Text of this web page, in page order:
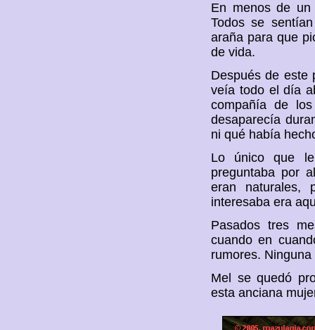
En menos de
Todos se
araña para que
de vida.
Después de este
veía todo el día
compañía de
desaparecía
ni qué había
Lo único que
preguntaba por
eran naturales,
interesaba era
Pasados tres
cuando en
rumores.
Mel se quedó
esta anciana